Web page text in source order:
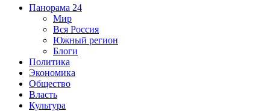
Панорама 24
Мир
Вся Россия
Южный регион
Блоги
Политика
Экономика
Общество
Власть
Культура